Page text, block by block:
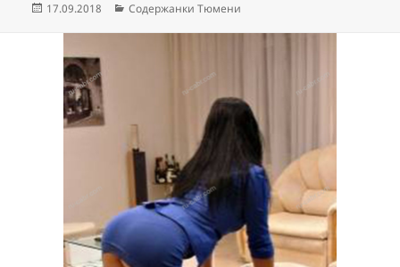
Опубликовано
17.09.2018 Рубрики
Содержанки Тюмени